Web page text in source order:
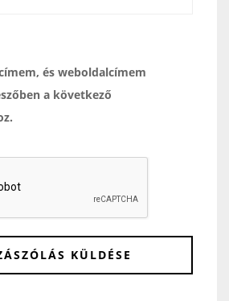
és weboldalcímem
a következő